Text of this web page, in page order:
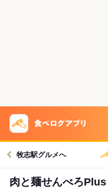
牧志駅グルメへ
肉と麺せんべろPlus